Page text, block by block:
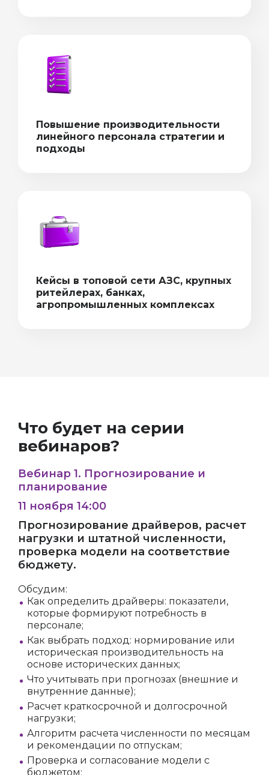
Повышение производительности
линейного персонала стратегии и
подходы
Кейсы в топовой сети АЗС, крупных
ритейлерах, банках,
агропромышленных комплексах
Что будет на серии
вебинаров?
Вебинар 1. Прогнозирование и
планирование
11 ноября 14:00
Прогнозирование драйверов, расчет
нагрузки и штатной численности,
проверка модели на соответствие
бюджету.
Обсудим:
Как определить драйверы: показатели,
которые формируют потребность в
персонале;
Как выбрать подход: нормирование или
историческая производительность на
основе исторических данных;
Что учитывать при прогнозах (внешние и
внутренние данные);
Расчет краткосрочной и долгосрочной
нагрузки;
Алгоритм расчета численности по месяцам
и рекомендации по отпускам;
Проверка и согласование модели с
бюджетом;